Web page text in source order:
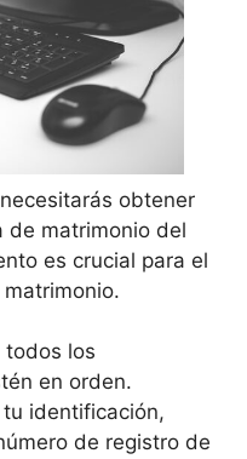
obtener
de matrimonio del
es crucial para el
todos los
en orden.
identificación,
de registro de